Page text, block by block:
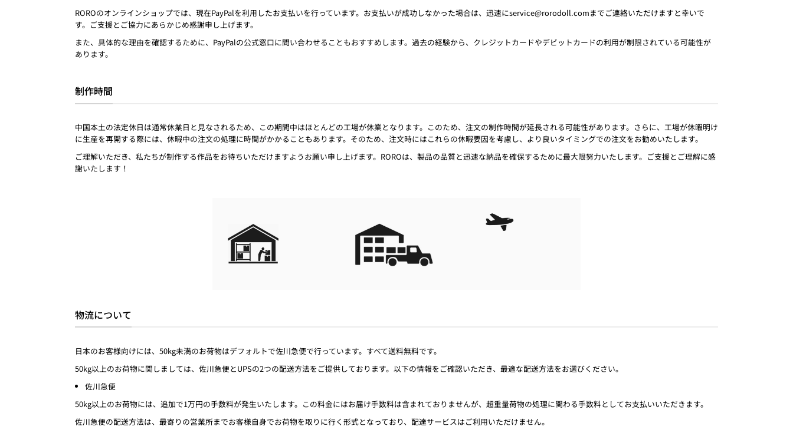
ROROのオンラインショップでは、現在PayPalを利用したお支払いを行っています。お支払いが成功しなかった場合は、迅速にservice@rorodoll.comまでご連絡いただけますと幸いで
す。ご支援とご協力にあらかじめ感謝申し上げます。
また、具体的な理由を確認するために、PayPalの公式窓口に問い合わせることもおすすめします。過去の経験から、クレジットカードやデビットカードの利用が制限されている可能性が
あります。
制作時間
中国本土の法定休日は通常休業日と見なされるため、この期間中はほとんどの工場が休業となります。このため、注文の制作時間が延長される可能性があります。さらに、工場が休暇明け
に生産を再開する際には、休暇中の注文の処理に時間がかかることもあります。そのため、注文時にはこれらの休暇要因を考慮し、より良いタイミングでの注文をお勧めいたします。
ご理解いただき、私たちが制作する作品をお待ちいただけますようお願い申し上げます。ROROは、製品の品質と迅速な納品を確保するために最大限努力いたします。ご支援とご理解に感
謝いたします！
物流について
日本のお客様向けには、50kg未満のお荷物はデフォルトで佐川急便で行っています。すべて送料無料です。
50kg以上のお荷物に関しましては、佐川急便とUPSの2つの配送方法をご提供しております。以下の情報をご確認いただき、最適な配送方法をお選びください。
佐川急便
50kg以上のお荷物には、追加で1万円の手数料が発生いたします。この料金にはお届け手数料は含まれておりませんが、超重量荷物の処理に関わる手数料としてお支払いいただきます。
佐川急便の配送方法は、最寄りの営業所までお客様自身でお荷物を取りに行く形式となっており、配達サービスはご利用いただけません。